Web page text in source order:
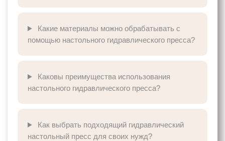
Какие материалы можно обрабатывать с
помощью настольного гидравлического пресса?
Каковы преимущества использования
настольного гидравлического пресса?
Как выбрать подходящий гидравлический
настольный пресс для своих нужд?